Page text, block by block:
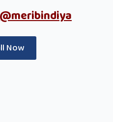
@meribindiya
Now